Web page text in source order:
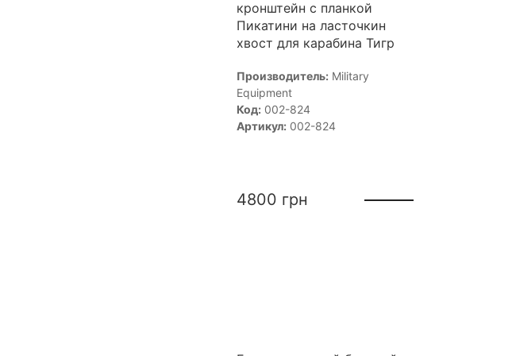
кронштейн с планкой
Пикатини на ласточкин
хвост для карабина Тигр
Производитель: Military
Equipment
Код: 002-824
Артикул: 002-824
4800 грн